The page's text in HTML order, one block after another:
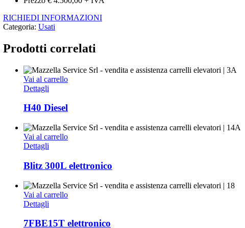
RICHIEDI INFORMAZIONI
Categoria: Usati
Prodotti correlati
Vai al carrello
Dettagli
H40 Diesel
Vai al carrello
Dettagli
Blitz 300L elettronico
Vai al carrello
Dettagli
7FBE15T elettronico